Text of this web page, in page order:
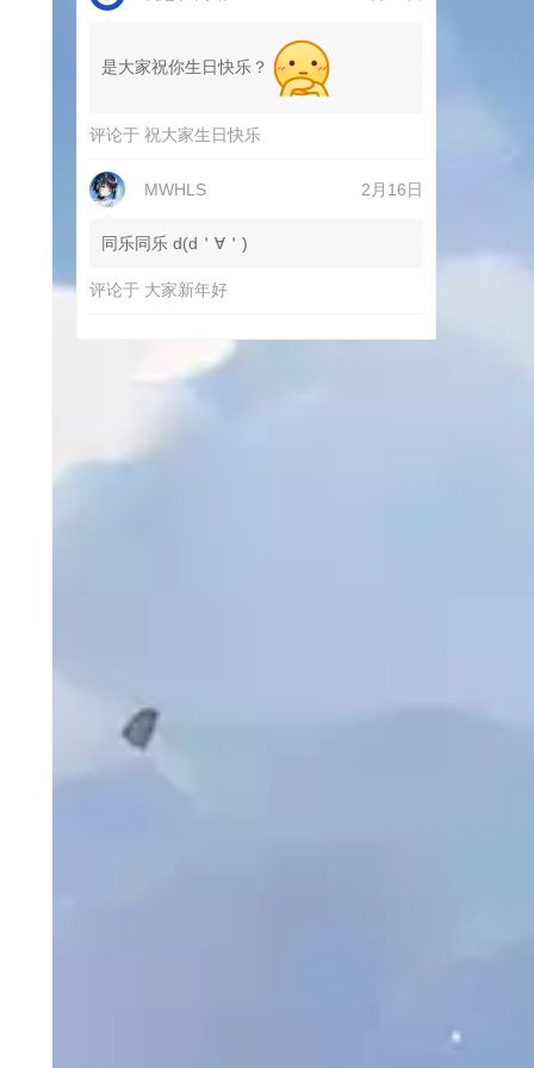
是大家祝你生日快乐？
评论于祝大家生日快乐
MWHLS 2月16日
同乐同乐 d(d＇∀＇)
评论于 大家新年好